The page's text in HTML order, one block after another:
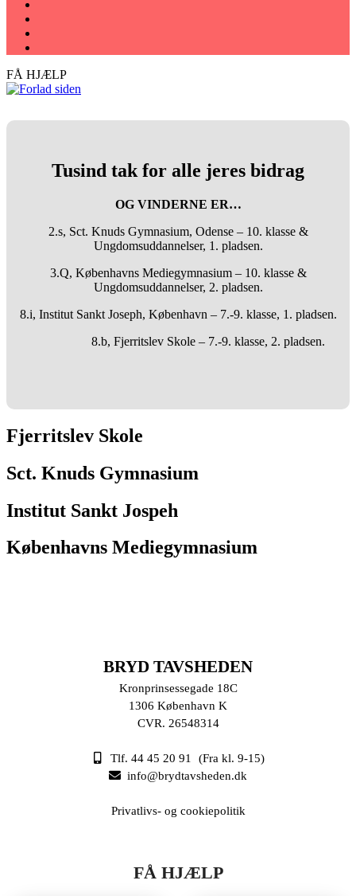
FÅ HJÆLP
Tusind tak for alle jeres bidrag
OG VINDERNE ER…
2.s, Sct. Knuds Gymnasium, Odense – 10. klasse &
Ungdomsuddannelser, 1. pladsen.
3.Q, Københavns Mediegymnasium – 10. klasse &
Ungdomsuddannelser, 2. pladsen.
8.i, Institut Sankt Joseph, København – 7.-9. klasse, 1. pladsen.
8.b, Fjerritslev Skole – 7.-9. klasse, 2. pladsen.
Fjerritslev Skole
Sct. Knuds Gymnasium
Institut Sankt Jospeh
Københavns Mediegymnasium
BRYD TAVSHEDEN
Kronprinsessegade 18C
1306 København K
CVR. 26548314
Tlf. 44 45 20 91
(Fra kl. 9-15)
info@brydtavsheden.dk
Privatlivs- og cookiepolitik
FÅ HJÆLP